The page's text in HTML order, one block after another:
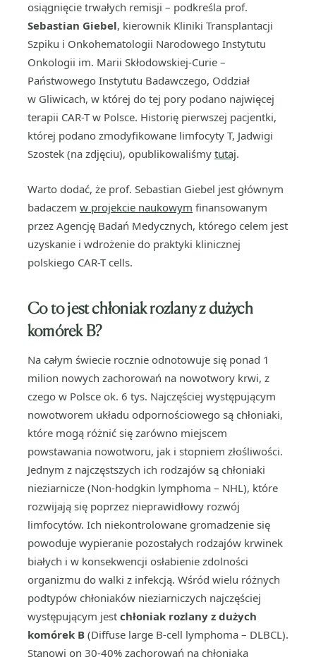
osiągnięcie trwałych remisji – podkreśla prof.
Sebastian Giebel, kierownik Kliniki Transplantacji
Szpiku i Onkohematologii Narodowego Instytutu
Onkologii im. Marii Skłodowskiej-Curie –
Państwowego Instytutu Badawczego, Oddział
w Gliwicach, w której do tej pory podano najwięcej
terapii CAR-T w Polsce. Historię pierwszej pacjentki,
której podano zmodyfikowane limfocyty T, Jadwigi
Szostek (na zdjęciu), opublikowaliśmy tutaj.
Warto dodać, że prof. Sebastian Giebel jest głównym
badaczem w projekcie naukowym finansowanym
przez Agencję Badań Medycznych, którego celem jest
uzyskanie i wdrożenie do praktyki klinicznej
polskiego CAR-T cells.
Co to jest chłoniak rozlany z dużych
komórek B?
Na całym świecie rocznie odnotowuje się ponad 1
milion nowych zachorowań na nowotwory krwi, z
czego w Polsce ok. 6 tys. Najczęściej występującym
nowotworem układu odpornościowego są chłoniaki,
które mogą różnić się zarówno miejscem
powstawania nowotworu, jak i stopniem złośliwości.
Jednym z najczęstszych ich rodzajów są chłoniaki
nieziarnicze (Non-hodgkin lymphoma – NHL), które
rozwijają się poprzez nieprawidłowy rozwój
limfocytów. Ich niekontrolowane gromadzenie się
powoduje wypieranie pozostałych rodzajów krwinek
białych i w konsekwencji osłabienie zdolności
organizmu do walki z infekcją. Wśród wielu różnych
podtypów chłoniaków nieziarniczych najczęściej
występującym jest chłoniak rozlany z dużych
komórek B (Diffuse large B-cell lymphoma – DLBCL).
Stanowi on 30-40% zachorowań na chłoniaka